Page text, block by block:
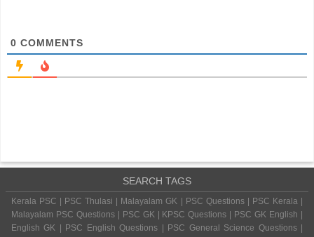
0 COMMENTS
SEARCH TAGS
Kerala PSC | PSC Thulasi | Malayalam GK | PSC Questions | PSC Kerala |
Malayalam PSC Questions | PSC GK | KPSC Questions | PSC GK English |
English GK | PSC English Questions | PSC General Science Questions |